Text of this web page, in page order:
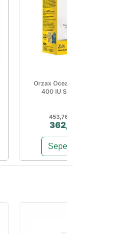
Orzax Ocean Vitamin D3
400 IU Sprey 20 ml
453,76 TL
362,97 TL
Sepete Ekle